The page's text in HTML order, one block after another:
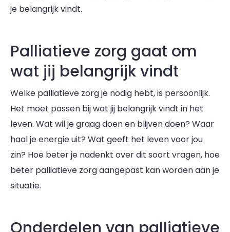
je belangrijk vindt.
Palliatieve zorg gaat om
wat jij belangrijk vindt
Welke palliatieve zorg je nodig hebt, is persoonlijk.
Het moet passen bij wat jij belangrijk vindt in het
leven. Wat wil je graag doen en blijven doen? Waar
haal je energie uit? Wat geeft het leven voor jou
zin? Hoe beter je nadenkt over dit soort vragen, hoe
beter palliatieve zorg aangepast kan worden aan je
situatie.